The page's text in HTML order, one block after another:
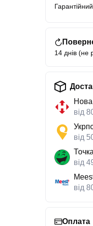
14 днів (не
від
від
від
від
Оплата